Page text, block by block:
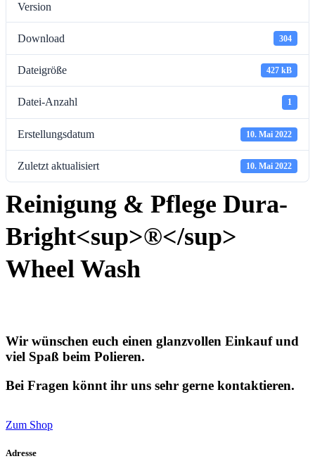
Version
Download 304
Dateigröße 427 kB
Datei-Anzahl 1
Erstellungsdatum 10. Mai 2022
Zuletzt aktualisiert 10. Mai 2022
Reinigung & Pflege Dura-
Bright<sup>®</sup>
Wheel Wash
Wir wünschen euch einen glanzvollen Einkauf und
viel Spaß beim Polieren.
Bei Fragen könnt ihr uns sehr gerne kontaktieren.
Zum Shop
Adresse